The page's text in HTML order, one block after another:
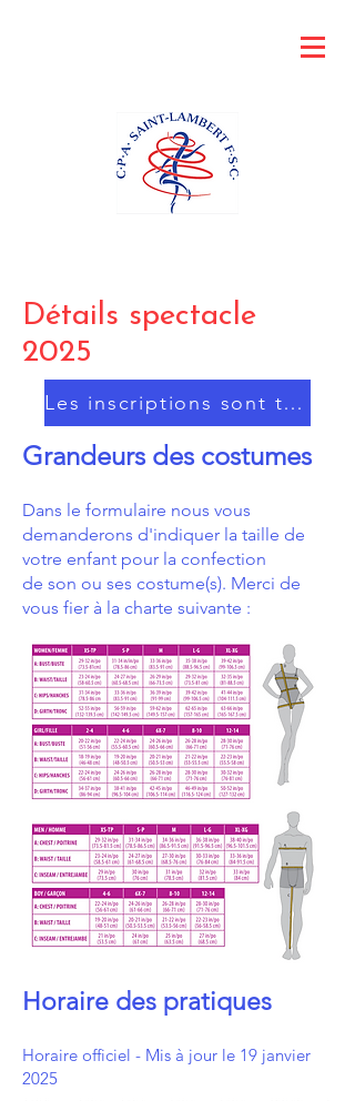
Détails spectacle
2025
Les inscriptions sont terminées
​​​​Grandeurs des costumes
Dans le formulaire nous vous
demanderons d'indiquer la taille de
votre enfant pour la confection
de son ou ses costume(s). Merci de
vous fier à la charte suivante :
Horaire des pratiques
Horaire officiel - Mis à jour le 19 janvier
2025